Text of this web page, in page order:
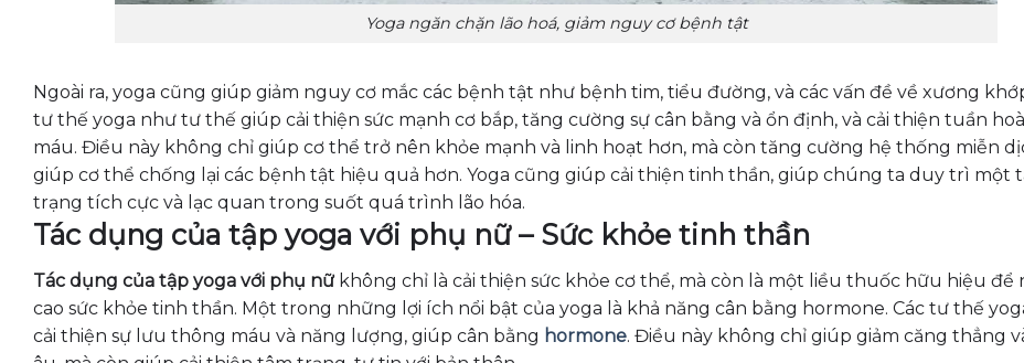
Yoga ngăn chặn lão hoá, giảm nguy cơ bệnh tật
Ngoài ra, yoga cũng giúp giảm nguy cơ mắc các bệnh tật như bệnh tim, tiểu đường, và các vấn đề về xương
tư thế yoga như tư thế giúp cải thiện sức mạnh cơ bắp, tăng cường sự cân bằng và ổn định, và cải thiện tuần
máu. Điều này không chỉ giúp cơ thể trở nên khỏe mạnh và linh hoạt hơn, mà còn tăng cường hệ thống miễn
giúp cơ thể chống lại các bệnh tật hiệu quả hơn. Yoga cũng giúp cải thiện tinh thần, giúp chúng ta duy trì một
trạng tích cực và lạc quan trong suốt quá trình lão hóa.
Tác dụng của tập yoga với phụ nữ – Sức khỏe tinh thần
Tác dụng của tập yoga với phụ nữ không chỉ là cải thiện sức khỏe cơ thể, mà còn là một liều thuốc hữu hiệu để
cao sức khỏe tinh thần. Một trong những lợi ích nổi bật của yoga là khả năng cân bằng hormone. Các tư thế
cải thiện sự lưu thông máu và năng lượng, giúp cân bằng hormone. Điều này không chỉ giúp giảm căng thẳng